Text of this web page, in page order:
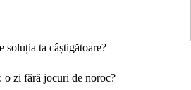
soluția ta câștigătoare?
o zi fără jocuri de noroc?